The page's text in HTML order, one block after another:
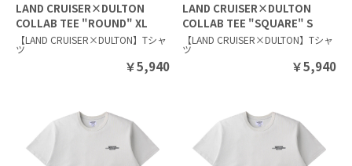
LAND CRUISER×DULTON
COLLAB TEE "ROUND" XL
MOSS GREEN
【LAND CRUISER×DULTON】Tシャ
ツ
￥5,940
LAND CRUISER×DULTON
COLLAB TEE "SQUARE" S
SILVER GRAY
【LAND CRUISER×DULTON】Tシャ
ツ
￥5,940